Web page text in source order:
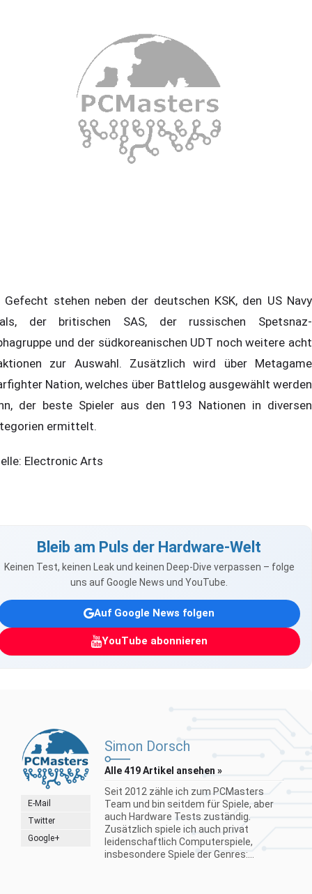
Gefecht stehen neben der deutschen KSK, den US Navy
der britischen SAS, der russischen Spetsnaz-
und der südkoreanischen UDT noch weitere acht
zur Auswahl. Zusätzlich wird über Metagame
Nation, welches über Battlelog ausgewählt werden
der beste Spieler aus den 193 Nationen in diversen
ermittelt.
Electronic Arts
Bleib am Puls der Hardware-Welt
Keinen Test, keinen Leak und keinen Deep-Dive verpassen – folge
uns auf Google News und YouTube.
Auf Google News folgen
YouTube abonnieren
E-Mail
Twitter
Google+
Simon Dorsch
Alle 419 Artikel ansehen »
Seit 2012 zähle ich zum PCMasters
Team und bin seitdem für Spiele, aber
auch Hardware Tests zuständig.
Zusätzlich spiele ich auch privat
leidenschaftlich Computerspiele,
insbesondere Spiele der Genres:...